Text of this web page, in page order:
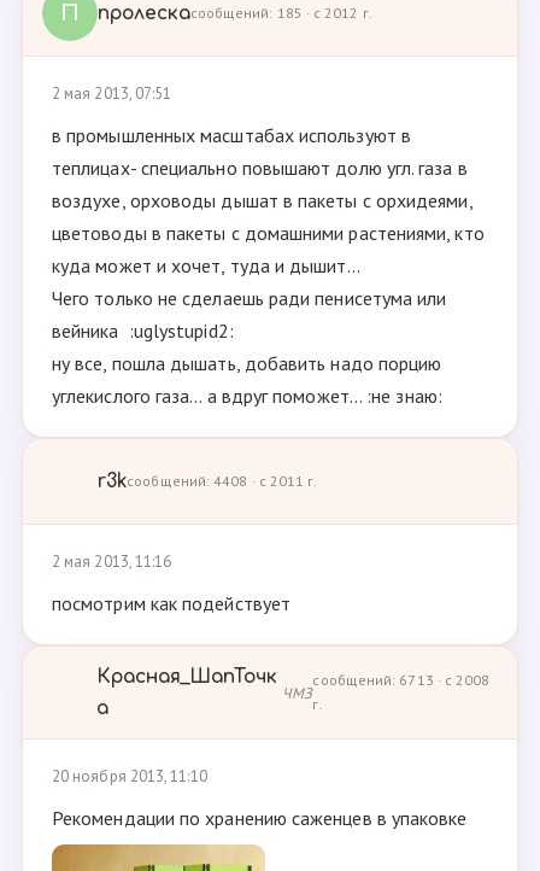
П пролескасообщений: 185 · с 2012 г.
2 мая 2013, 07:51
в промышленных масштабах используют в
теплицах- специально повышают долю угл. газа в
воздухе, орховоды дышат в пакеты с орхидеями,
цветоводы в пакеты с домашними растениями, кто
куда может и хочет, туда и дышит...
Чего только не сделаешь ради пенисетума или
вейника :uglystupid2:
ну все, пошла дышать, добавить надо порцию
углекислого газа... а вдруг поможет... :не знаю:
r3kсообщений: 4408 · с 2011 г.
2 мая 2013, 11:16
посмотрим как подействует
Красная_ШапТочк
а
ЧМЗ
сообщений: 6713 · с 2008
г.
20 ноября 2013, 11:10
Рекомендации по хранению саженцев в упаковке